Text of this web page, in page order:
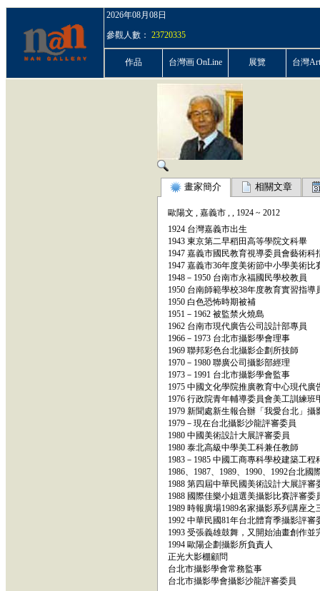
2026年08月08日
參觀人數： 23720335
作品 台灣画 OnLine 展覽 台灣
畫家簡介 相關文章
歐陽文 , 嘉義市 , , 1924 ~ 2012
1924 台灣嘉義市出生
1943 東京第二早稻田高等學院文科畢
1947 嘉義市國民教育視導委員會藝術科
1947 嘉義市36年度美術節中小學美術比
1948－1950 台南市永福國民學校教員
1950 台南師範學校38年度教育實習指導
1950 白色恐怖時期被補
1951－1962 被監禁火燒島
1962 台南市現代廣告公司設計部專員
1966－1973 台北市攝影學會理事
1969 聯邦彩色台北攝影企劃所技師
1970－1980 聯廣公司攝影部經理
1973－1991 台北市攝影學會監事
1975 中國文化學院推廣教育中心現代廣
1976 行政院青年輔導委員會美工訓練班
1979 新聞處新生報合辦「我愛台北」攝
1979－現在台北攝影沙龍評審委員
1980 中國美術設計大展評審委員
1980 泰北高級中學美工科兼任教師
1983－1985 中國工商專科學校建築工程
1986、1987、1989、1990、1992台北
1988 第四屆中華民國美術設計大展評審
1988 國際佳樂小姐選美攝影比賽評審委
1989 時報廣場1989名家攝影系列講座
1992 中華民國81年台北體育季攝影評審
1993 受張義雄鼓舞，又開始油畫創作
1994 歐陽企劃攝影所負責人
正光大影棚顧問
台北市攝影學會常務監事
台北市攝影學會攝影沙龍評審委員